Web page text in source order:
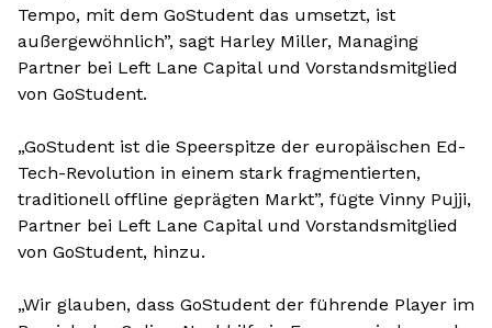
Tempo, mit dem GoStudent das umsetzt, ist
außergewöhnlich”, sagt Harley Miller, Managing
Partner bei Left Lane Capital und Vorstandsmitglied
von GoStudent.
„GoStudent ist die Speerspitze der europäischen Ed-
Tech-Revolution in einem stark fragmentierten,
traditionell offline geprägten Markt”, fügte Vinny Pujji,
Partner bei Left Lane Capital und Vorstandsmitglied
von GoStudent, hinzu.
„Wir glauben, dass GoStudent der führende Player im